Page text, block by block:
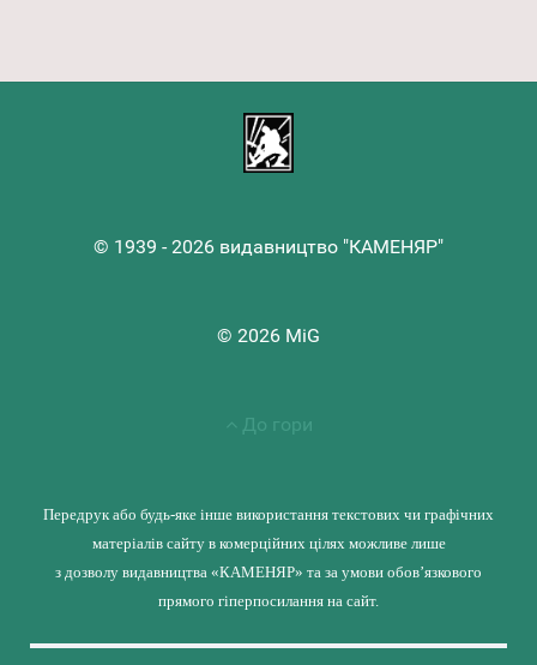
© 1939 - 2026 видавництво "КАМЕНЯР"
© 2026 MiG
До гори
Передрук або будь-яке інше використання текстових чи графічних
матеріалів сайту в комерційних цілях можливе лише
з дозволу видавництва «КАМЕНЯР» та за умови обов’язкового
прямого гіперпосилання на сайт.